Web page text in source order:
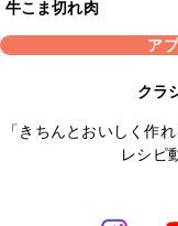
牛こま切れ肉
ア
クラ
「きちんとおいしく作
レシピ